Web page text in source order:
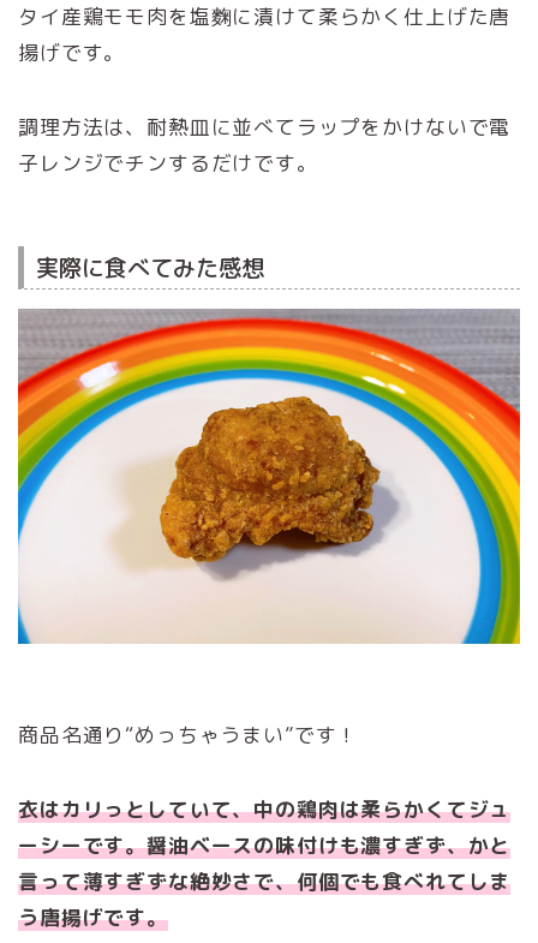
タイ産鶏モモ肉を塩麴に漬けて柔らかく仕上げた唐
揚げです。
調理方法は、耐熱皿に並べてラップをかけないで電
子レンジでチンするだけです。
実際に食べてみた感想
商品名通り“めっちゃうまい”です！
衣はカリっとしていて、中の鶏肉は柔らかくてジュ
ーシーです。醤油ベースの味付けも濃すぎず、かと
言って薄すぎずな絶妙さで、何個でも食べれてしま
う唐揚げです。